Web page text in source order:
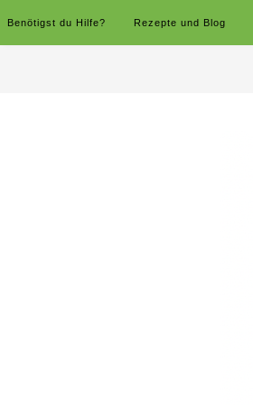
Benötigst du Hilfe? Rezepte und Blog